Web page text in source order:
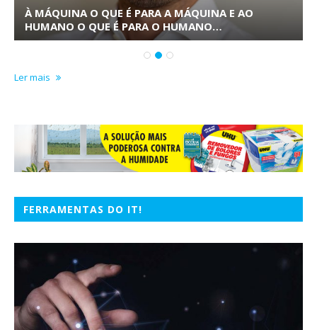
À MÁQUINA O QUE É PARA A MÁQUINA E AO
HUMANO O QUE É PARA O HUMANO…
Ler mais
FERRAMENTAS DO IT!